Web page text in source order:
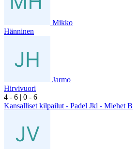
Mikko
Hänninen
Jarmo
Hirvivuori
4 - 6 | 0 - 6
Kansalliset kilpailut - Padel Jkl - Miehet B